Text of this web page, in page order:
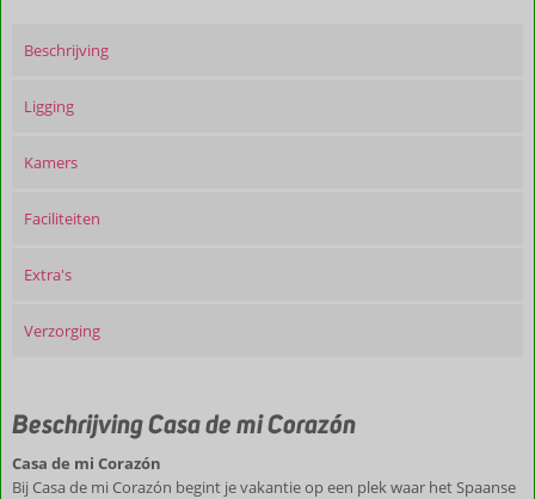
Beschrijving
Ligging
Kamers
Faciliteiten
Extra's
Verzorging
Beschrijving Casa de mi Corazón
Casa de mi Corazón
Bij Casa de mi Corazón begint je vakantie op een plek waar het Spaanse